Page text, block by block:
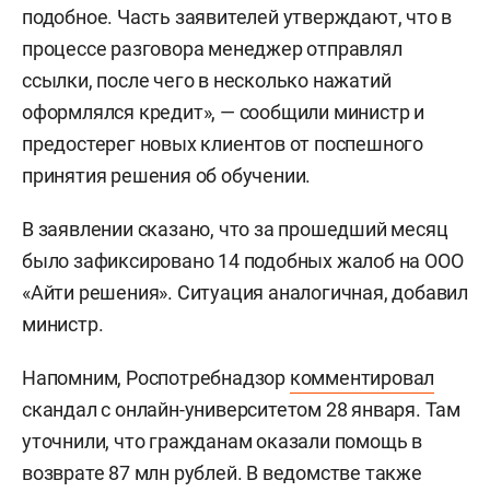
подобное. Часть заявителей утверждают, что в
процессе разговора менеджер отправлял
ссылки, после чего в несколько нажатий
оформлялся кредит», — сообщили министр и
предостерег новых клиентов от поспешного
принятия решения об обучении.
В заявлении сказано, что за прошедший месяц
было зафиксировано 14 подобных жалоб на ООО
«Айти решения». Ситуация аналогичная, добавил
министр.
Напомним, Роспотребнадзор комментировал
скандал с онлайн-университетом 28 января. Там
уточнили, что гражданам оказали помощь в
возврате 87 млн рублей. В ведомстве также